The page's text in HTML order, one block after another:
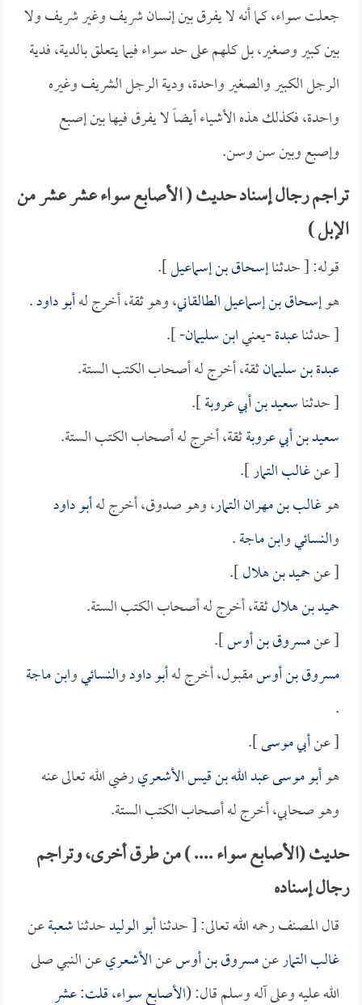
جعلت سواء، كما أنه لا يفرق بين إنسان شريف وغير شريف ولا
بين كبير وصغير، بل كلهم على حد سواء فيما يتعلق بالدية، فدية
الرجل الكبير والصغير واحدة، ودية الرجل الشريف وغيره
واحدة، فكذلك هذه الأشياء أيضاً لا يفرق فيها بين إصبع
وإصبع وبين سن وسن.
تراجم رجال إسناد حديث ( الأصابع سواء عشر عشر من
الإبل )
قوله: [ حدثناإسحاق بن إسماعيل].
هوإسحاق بن إسماعيل الطالقاني، وهو ثقة، أخرج لهأبو داود.
[ حدثناعبدة-يعنيابن سليمان- ].
عبدة بن سليمانثقة، أخرج له أصحاب الكتب الستة.
[ حدثناسعيد بن أبي عروبة].
سعيد بن أبي عروبةثقة، أخرج له أصحاب الكتب الستة.
[ عنغالب التمار].
هوغالب بن مهران التمار، وهو صدوق، أخرج لهأبو داود
والنسائيوابن ماجة.
[ عنحميد بن هلال].
حميد بن هلالثقة، أخرج له أصحاب الكتب الستة.
[ عنمسروق بن أوس].
مسروق بن أوسمقبول، أخرج لهأبو داودوالنسائيوابن ماجة
.
[ عنأبي موسى].
هوأبو موسى عبد الله بن قيس الأشعريرضي الله تعالى عنه
وهو صحابي، أخرج له أصحاب الكتب الستة.
حديث (الأصابع سواء .... ) من طرق أخرى، وتراجم
رجال إسناده
قال المصنف رحمه الله تعالى: [ حدثناأبو الوليدحدثناشعبةعن
غالب التمارعنمسروق بن أوسعنالأشعريعن النبي صلى
الله عليه وعلى آله وسلم قال: (الأصابع سواء، قلت: عشر